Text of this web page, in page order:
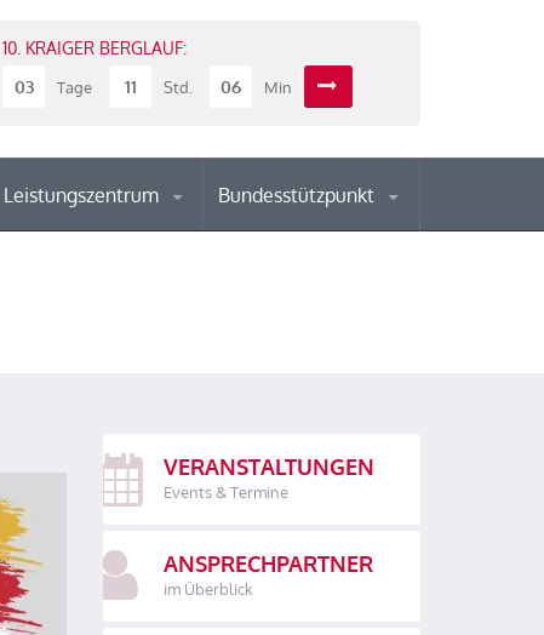
10. KRAIGER BERGLAUF:
03
Tage 11 Std. 06 Min
Leistungszentrum Bundesstützpunkt
VERANSTALTUNGEN
Events & Termine
ANSPRECHPARTNER
im Überblick